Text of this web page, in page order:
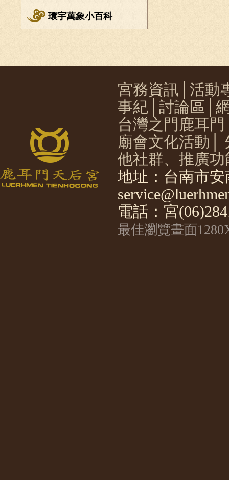
環宇萬象小百科
宮務資訊
活動
事紀
討論區
台灣之門鹿耳門
廟會文化活動
他社群、推廣功
地址：台南市
電話：宮
最佳瀏覽畫面